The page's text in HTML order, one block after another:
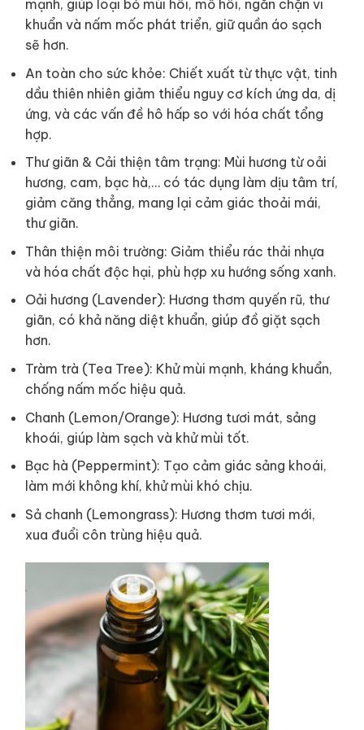
mạnh, giúp loại bỏ mùi hôi, mồ hôi, ngăn chặn vi
khuẩn và nấm mốc phát triển, giữ quần áo sạch
sẽ hơn.
An toàn cho sức khỏe: Chiết xuất từ thực vật, tinh
dầu thiên nhiên giảm thiểu nguy cơ kích ứng da, dị
ứng, và các vấn đề hô hấp so với hóa chất tổng
hợp.
Thư giãn & Cải thiện tâm trạng: Mùi hương từ oải
hương, cam, bạc hà,… có tác dụng làm dịu tâm trí,
giảm căng thẳng, mang lại cảm giác thoải mái,
thư giãn.
Thân thiện môi trường: Giảm thiểu rác thải nhựa
và hóa chất độc hại, phù hợp xu hướng sống xanh.
Oải hương (Lavender): Hương thơm quyến rũ, thư
giãn, có khả năng diệt khuẩn, giúp đồ giặt sạch
hơn.
Tràm trà (Tea Tree): Khử mùi mạnh, kháng khuẩn,
chống nấm mốc hiệu quả.
Chanh (Lemon/Orange): Hương tươi mát, sảng
khoái, giúp làm sạch và khử mùi tốt.
Bạc hà (Peppermint): Tạo cảm giác sảng khoái,
làm mới không khí, khử mùi khó chịu.
Sả chanh (Lemongrass): Hương thơm tươi mới,
xua đuổi côn trùng hiệu quả.